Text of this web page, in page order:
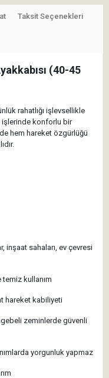
Taksit Seçenekleri
(40-45
rahatlığı işlevsellikle
işlerinde konforlu bir
hem hareket özgürlüğü
inşaat sahaları, ev çevresi
temiz kullanım
hareket kabiliyeti
zeminlerde güvenli
yorgunluk yapmaz